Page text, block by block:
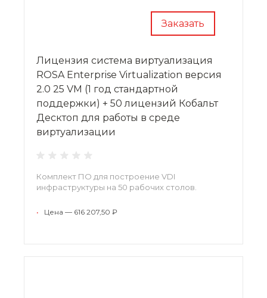
Заказать
Лицензия система виртуализация
ROSA Enterprise Virtualization версия
2.0 25 VM (1 год стандартной
поддержки) + 50 лицензий Кобальт
Десктоп для работы в среде
виртуализации
Комплект ПО для построение VDI
инфраструктуры на 50 рабочих столов.
• Цена — 616 207,50 ₽